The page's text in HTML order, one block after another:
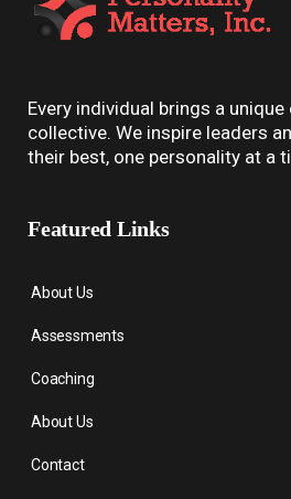
Every individual brings a
collective. We inspire leaders
their best, one personality at a
Featured Links
About Us
Assessments
Coaching
About Us
Contact